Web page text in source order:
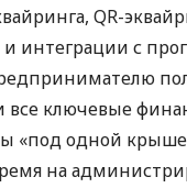
QR-
и интеграции с
все ключевые
«под одной
на